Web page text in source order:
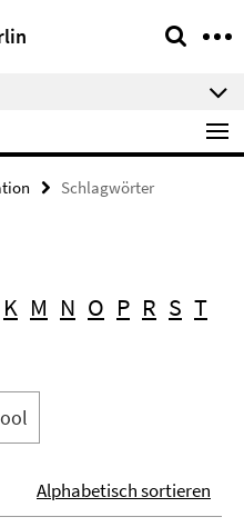
Schlagwörter
K M N O P R S T
Alphabetisch sortieren